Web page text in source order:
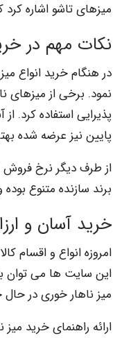
میزهای تاشو اشاره
نکات مهم در
در هنگام خرید انواع
نمود. برخی از میزهای
پذیرایی استفاده کرد.
پایین نیز عرضه شده
از طرف دیگر نرخ فروش
برند سازنده متنوع
خرید آسان و
امروزه انواع و اقسام
این سایت ها می توان به
میز ناهار خوری در
ارائه راهنمای خرید